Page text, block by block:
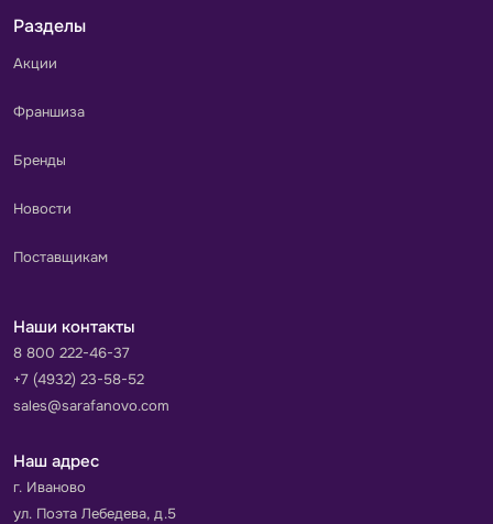
Разделы
Акции
Франшиза
Бренды
Новости
Поставщикам
Наши контакты
8 800 222-46-37
+7 (4932) 23-58-52
sales@sarafanovo.com
Наш адрес
г. Иваново
ул. Поэта Лебедева, д.5